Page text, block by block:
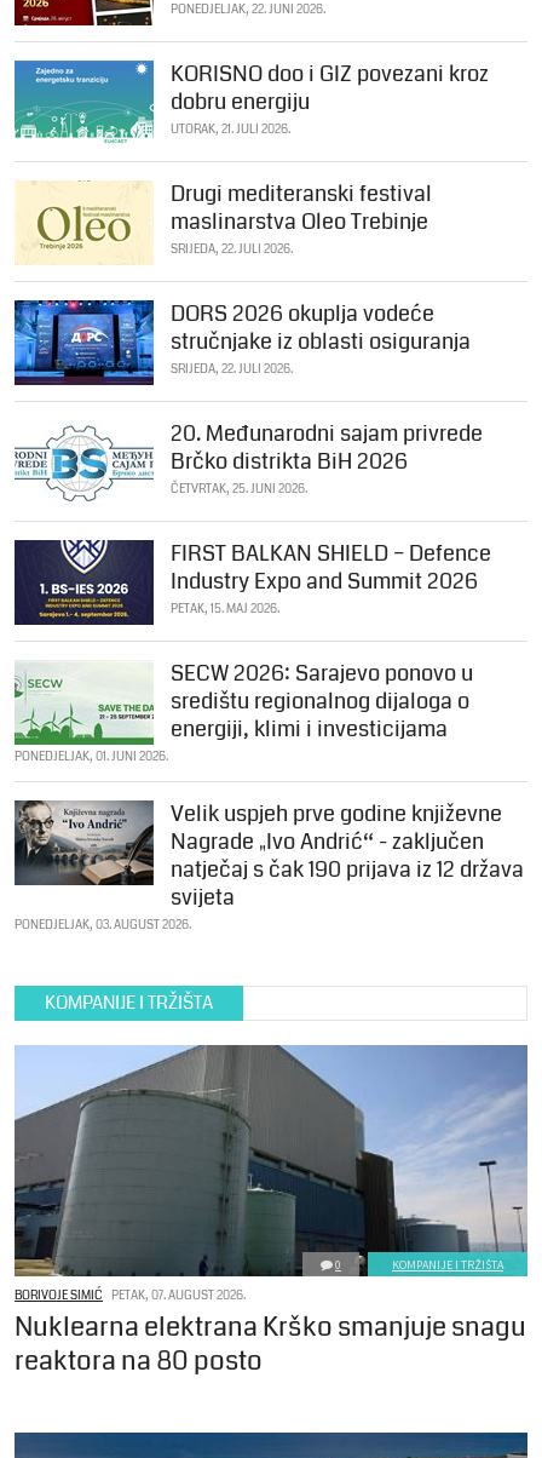
PONEDJELJAK, 22. JUNI 2026.
KORISNO doo i GIZ povezani kroz
dobru energiju
UTORAK, 21. JULI 2026.
Drugi mediteranski festival
maslinarstva Oleo Trebinje
SRIJEDA, 22. JULI 2026.
DORS 2026 okuplja vodeće
stručnjake iz oblasti osiguranja
SRIJEDA, 22. JULI 2026.
20. Međunarodni sajam privrede
Brčko distrikta BiH 2026
ČETVRTAK, 25. JUNI 2026.
FIRST BALKAN SHIELD – Defence
Industry Expo and Summit 2026
PETAK, 15. MAJ 2026.
SECW 2026: Sarajevo ponovo u
središtu regionalnog dijaloga o
energiji, klimi i investicijama
PONEDJELJAK, 01. JUNI 2026.
Velik uspjeh prve godine književne
Nagrade „Ivo Andrić“ - zaključen
natječaj s čak 190 prijava iz 12 država
svijeta
PONEDJELJAK, 03. AUGUST 2026.
KOMPANIJE I TRŽIŠTA
0 KOMPANIJE I TRŽIŠTA
BORIVOJE SIMIĆ PETAK, 07. AUGUST 2026.
Nuklearna elektrana Krško smanjuje snagu
reaktora na 80 posto